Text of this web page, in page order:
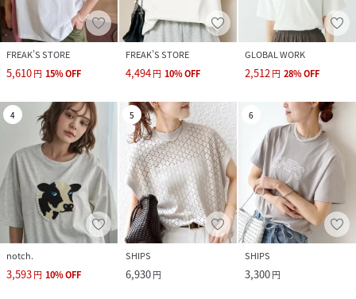
FREAK’S STORE
5,610円 15%OFF
FREAK’S STORE
4,494円 10%OFF
GLOBAL WORK
2,512円 28%OFF
4
notch.
3,593円 10%OFF
5
SHIPS
6,930円
6
SHIPS
3,300円